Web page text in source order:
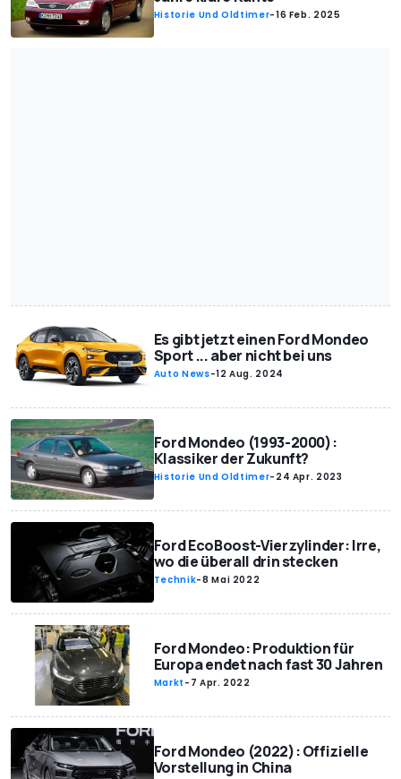
Historie Und Oldtimer-16 Feb. 2025
Es gibt jetzt einen Ford Mondeo
Sport ... aber nicht bei uns
Auto News-12 Aug. 2024
Ford Mondeo (1993-2000):
Klassiker der Zukunft?
Historie Und Oldtimer- 24 Apr. 2023
Ford EcoBoost-Vierzylinder: Irre,
wo die überall drin stecken
Technik-8 Mai 2022
Ford Mondeo: Produktion für
Europa endet nach fast 30 Jahren
Markt - 7 Apr. 2022
Ford Mondeo (2022): Offizielle
Vorstellung in China